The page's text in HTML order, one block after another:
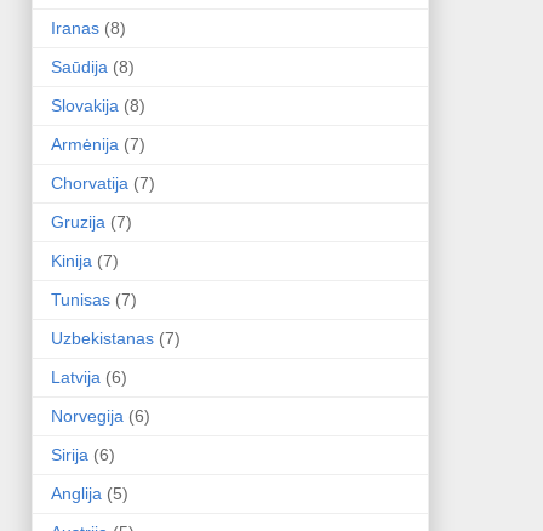
Iranas (8)
Saūdija (8)
Slovakija (8)
Armėnija (7)
Chorvatija (7)
Gruzija (7)
Kinija (7)
Tunisas (7)
Uzbekistanas (7)
Latvija (6)
Norvegija (6)
Sirija (6)
Anglija (5)